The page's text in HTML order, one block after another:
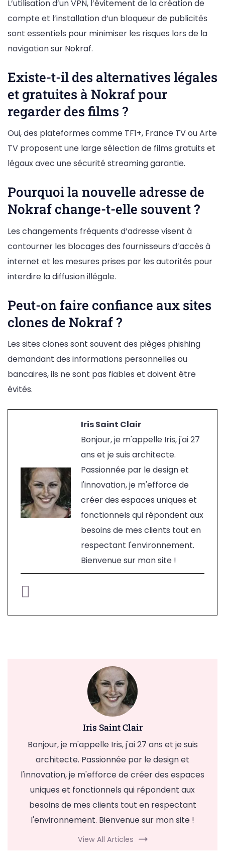
L’utilisation d’un VPN, l’évitement de la création de
compte et l’installation d’un bloqueur de publicités
sont essentiels pour minimiser les risques lors de la
navigation sur Nokraf.
Existe-t-il des alternatives légales
et gratuites à Nokraf pour
regarder des films ?
Oui, des plateformes comme TF1+, France TV ou Arte
TV proposent une large sélection de films gratuits et
légaux avec une sécurité streaming garantie.
Pourquoi la nouvelle adresse de
Nokraf change-t-elle souvent ?
Les changements fréquents d’adresse visent à
contourner les blocages des fournisseurs d’accès à
internet et les mesures prises par les autorités pour
interdire la diffusion illégale.
Peut-on faire confiance aux sites
clones de Nokraf ?
Les sites clones sont souvent des pièges phishing
demandant des informations personnelles ou
bancaires, ils ne sont pas fiables et doivent être
évités.
Iris Saint Clair
Bonjour, je m'appelle Iris, j'ai 27
ans et je suis architecte.
Passionnée par le design et
l'innovation, je m'efforce de
créer des espaces uniques et
fonctionnels qui répondent aux
besoins de mes clients tout en
respectant l'environnement.
Bienvenue sur mon site !
Iris Saint Clair
Bonjour, je m'appelle Iris, j'ai 27 ans et je suis
architecte. Passionnée par le design et
l'innovation, je m'efforce de créer des espaces
uniques et fonctionnels qui répondent aux
besoins de mes clients tout en respectant
l'environnement. Bienvenue sur mon site !
View All Articles